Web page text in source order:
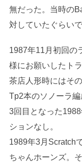
無だった。当時の
対していたぐらいで
1987年11月初回の
様にお願いしたト
茶店人形時にはそ
Tp2本のソノーラ編
3回目となった
ションなし。
1989年3月Scratch
ちゃんホーンズ。